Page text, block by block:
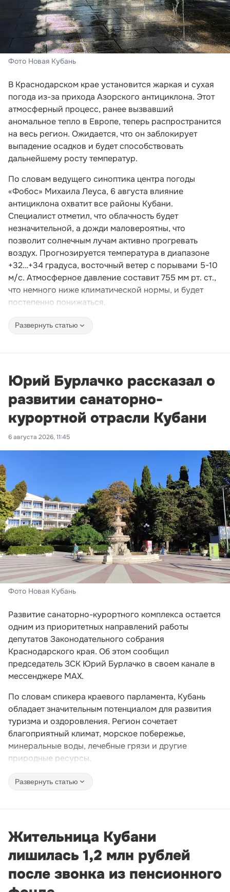
Фото Новая Кубань
В Краснодарском крае установится жаркая и сухая
погода из-за прихода Азорского антициклона. Этот
атмосферный процесс, ранее вызвавший
аномальное тепло в Европе, теперь распространится
на весь регион. Ожидается, что он заблокирует
выпадение осадков и будет способствовать
дальнейшему росту температур.
По словам ведущего синоптика центра погоды
«Фобос» Михаила Леуса, 6 августа влияние
антициклона охватит все районы Кубани.
Специалист отметил, что облачность будет
незначительной, а дожди маловероятны, что
позволит солнечным лучам активно прогревать
воздух. Прогнозируется температура в диапазоне
+32…+34 градуса, восточный ветер с порывами 5-10
м/с. Атмосферное давление составит 755 мм рт. ст.,
что немного ниже климатической нормы, и будет
постепенно понижаться.
Развернуть статью
Юрий Бурлачко рассказал о
развитии санаторно-
курортной отрасли Кубани
6 августа 2026, 11:45
Фото Новая Кубань
Развитие санаторно-курортного комплекса остается
одним из приоритетных направлений работы
депутатов Законодательного собрания
Краснодарского края. Об этом сообщил
председатель ЗСК Юрий Бурлачко в своем канале в
мессенджере MAX.
По словам спикера краевого парламента, Кубань
обладает значительным потенциалом для развития
туризма и оздоровления. Регион сочетает
благоприятный климат, морское побережье,
минеральные воды, лечебные грязи и другие
природные ресурсы.
Развернуть статью
Жительница Кубани
лишилась 1,2 млн рублей
после звонка из пенсионного